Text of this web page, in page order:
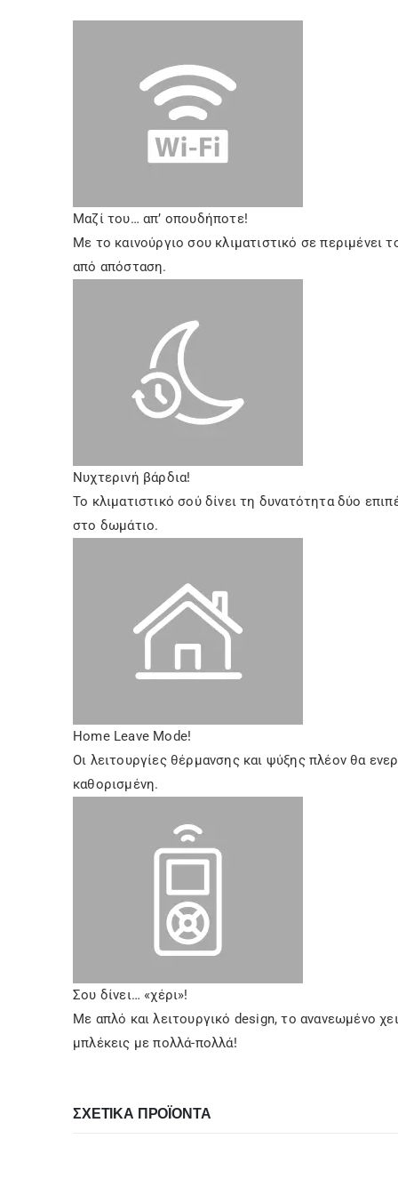
Μαζί του… απ’ οπουδήποτε!
Με το καινούργιο σου κλιματιστικό σε περιμένει
από απόσταση.
Νυχτερινή βάρδια!
Το κλιματιστικό σού δίνει τη δυνατότητα δύο
στο δωμάτιο.
Home Leave Mode!
Οι λειτουργίες θέρμανσης και ψύξης πλέον θα
καθορισμένη.
Σου δίνει… «χέρι»!
Με απλό και λειτουργικό design, το ανανεωμένο
μπλέκεις με πολλά-πολλά!
ΣΧΕΤΙΚΆ ΠΡΟΪΌΝΤΑ